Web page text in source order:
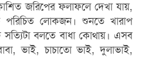
জরিপের ফলাফলে দেখা যায়,
পরিচিত লোকজন। শুনতে খারাপ
বলতে বাধা কোথায়। এসব
ভাই, চাচাতো ভাই, দুলাভাই,